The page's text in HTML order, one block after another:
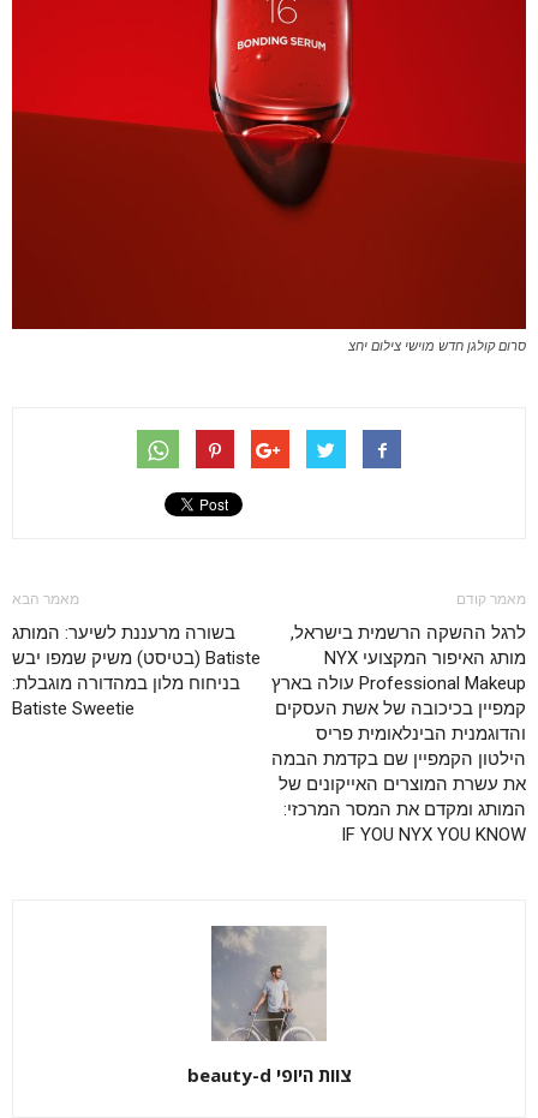
סרום קולגן חדש מוישי צילום יחצ
מאמר קודם
לרגל ההשקה הרשמית בישראל,
מותג האיפור המקצועי NYX
Professional Makeup עולה בארץ
קמפיין בכיכובה של אשת העסקים
והדוגמנית הבינלאומית פריס
הילטון הקמפיין שם בקדמת הבמה
את עשרת המוצרים האייקונים של
המותג ומקדם את המסר המרכזי:
IF YOU NYX YOU KNOW
מאמר הבא
בשורה מרעננת לשיער: המותג
Batiste (בטיסט) משיק שמפו יבש
בניחוח מלון במהדורה מוגבלת:
Batiste Sweetie
צוות היופי beauty-d